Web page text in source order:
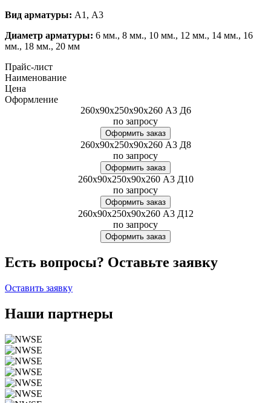
Вид арматуры: А1, А3
Диаметр арматуры: 6 мм., 8 мм., 10 мм., 12 мм., 14 мм., 16
мм., 18 мм., 20 мм
Прайс-лист
Наименование
Цена
Оформление
260х90х250х90х260 А3 Д6
по запросу
Оформить заказ
260х90х250х90х260 А3 Д8
по запросу
Оформить заказ
260х90х250х90х260 А3 Д10
по запросу
Оформить заказ
260х90х250х90х260 А3 Д12
по запросу
Оформить заказ
Есть вопросы? Оставьте заявку
Оставить заявку
Наши партнеры